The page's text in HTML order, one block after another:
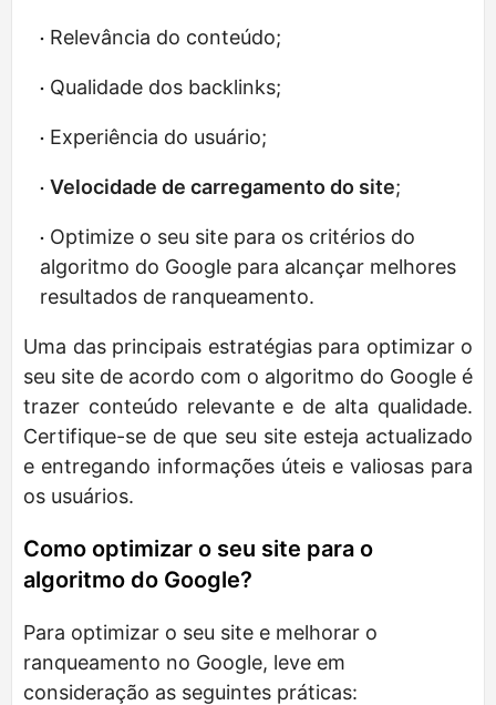
Relevância do conteúdo;
Qualidade dos backlinks;
Experiência do usuário;
Velocidade de carregamento do site;
Optimize o seu site para os critérios do
algoritmo do Google para alcançar melhores
resultados de ranqueamento.
Uma das principais estratégias para optimizar o
seu site de acordo com o algoritmo do Google é
trazer conteúdo relevante e de alta qualidade.
Certifique-se de que seu site esteja actualizado
e entregando informações úteis e valiosas para
os usuários.
Como optimizar o seu site para o
algoritmo do Google?
Para optimizar o seu site e melhorar o
ranqueamento no Google, leve em
consideração as seguintes práticas: